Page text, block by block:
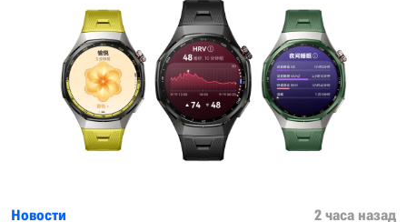
Новости 2 часа назад